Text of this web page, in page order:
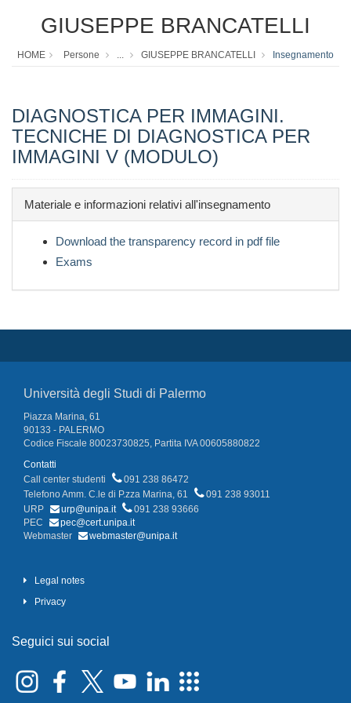
GIUSEPPE BRANCATELLI
HOME Persone ... GIUSEPPE BRANCATELLI Insegnamento
DIAGNOSTICA PER IMMAGINI.
TECNICHE DI DIAGNOSTICA PER
IMMAGINI V (MODULO)
Materiale e informazioni relativi all'insegnamento
Download the transparency record in pdf file
Exams
Università degli Studi di Palermo
Piazza Marina, 61
90133 - PALERMO
Codice Fiscale 80023730825, Partita IVA 00605880822
Contatti
Call center studenti
091 238 86472
Telefono Amm. C.le di P.zza Marina, 61
091 238 93011
URP
urp@unipa.it
091 238 93666
PEC
pec@cert.unipa.it
Webmaster
webmaster@unipa.it
Legal notes
Privacy
Seguici sui social